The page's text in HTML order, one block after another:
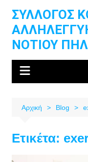
περιεχόμενο
ΣΥΛΛΟΓΟΣ
ΝΟΤΙΟΥ
Αρχική Blog
Ετικέτα: